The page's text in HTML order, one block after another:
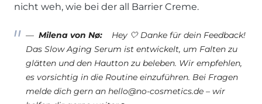
nicht weh, wie bei der all Barrier Creme.
Milena von Nø:
Hey 🤍 Danke für dein Feedback!
Das Slow Aging Serum ist entwickelt, um Falten zu
glätten und den Hautton zu beleben. Wir empfehlen,
es vorsichtig in die Routine einzuführen. Bei Fragen
melde dich gern an hello@no-cosmetics.de – wir